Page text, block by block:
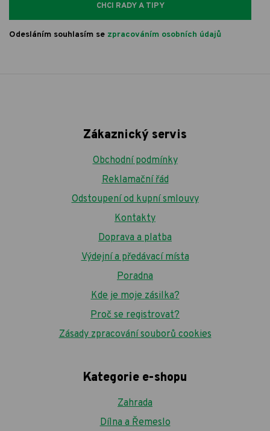
CHCI RADY A TIPY
Odesláním souhlasím se zpracováním osobních údajů
Zákaznický servis
Obchodní podmínky
Reklamační řád
Odstoupení od kupní smlouvy
Kontakty
Doprava a platba
Výdejní a předávací místa
Poradna
Kde je moje zásilka?
Proč se registrovat?
Zásady zpracování souborů cookies
Kategorie e-shopu
Zahrada
Dílna a Řemeslo